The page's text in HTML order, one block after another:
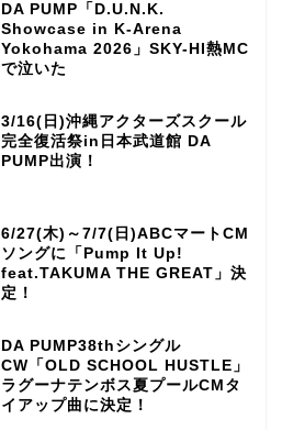
DA PUMP「D.U.N.K.
Showcase in K-Arena
Yokohama 2026」SKY-HI熱MC
で泣いた
3/16(日)沖縄アクターズスクール
完全復活祭in日本武道館 DA
PUMP出演！
6/27(木)～7/7(日)ABCマートCM
ソングに「Pump It Up!
feat.TAKUMA THE GREAT」決
定！
DA PUMP38thシングル
CW「OLD SCHOOL HUSTLE」
ラグーナテンボス夏プールCMタ
イアップ曲に決定！